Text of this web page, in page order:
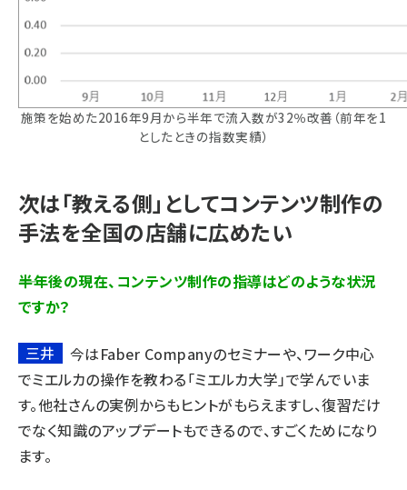
施策を始めた2016年9月から半年で流入数が32％改善（前年を1
としたときの指数実績）
次は「教える側」としてコンテンツ制作の
手法を全国の店舗に広めたい
――半年後の現在、コンテンツ制作の指導はどのような状況
ですか？
三井
今はFaber Companyのセミナーや、ワーク中心
でミエルカの操作を教わる「ミエルカ大学」で学んでいま
す。他社さんの実例からもヒントがもらえますし、復習だけ
でなく知識のアップデートもできるので、すごくためになり
ます。